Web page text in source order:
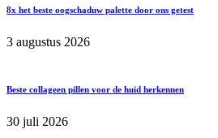
8x het beste oogschaduw palette door ons getest
3 augustus 2026
Beste collageen pillen voor de huid herkennen
30 juli 2026